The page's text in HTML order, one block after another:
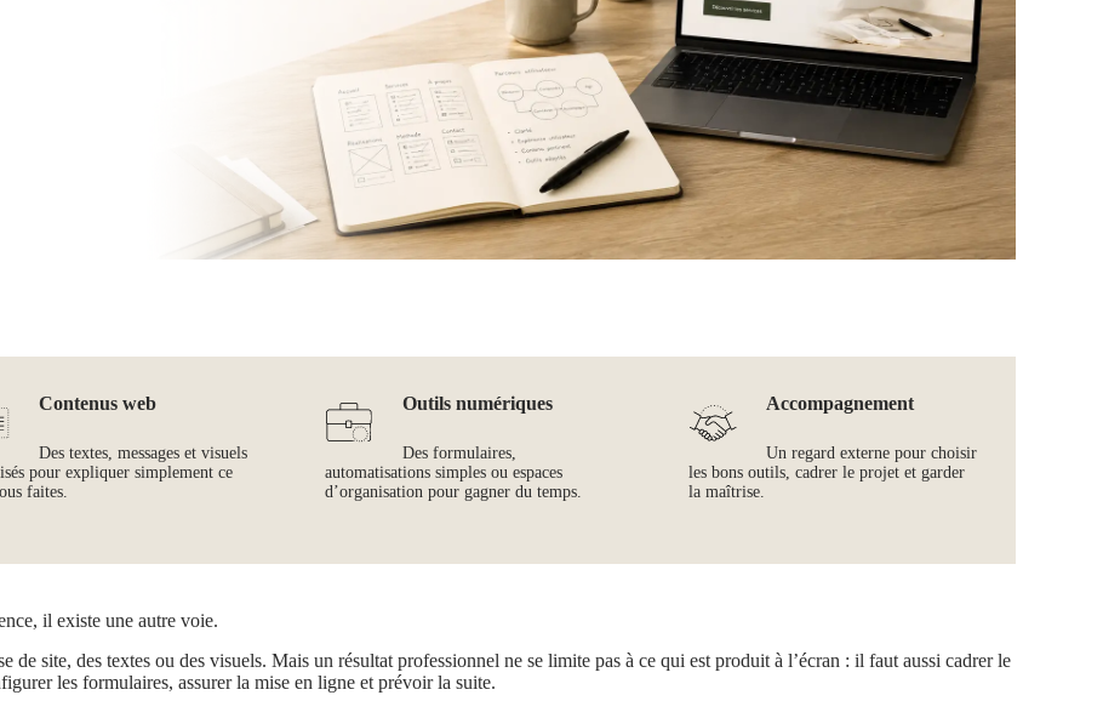
Contenus web
Des textes, messages et visuels
pour expliquer simplement ce
faites.
Outils numériques
Des formulaires,
automatisations simples ou espaces
d’organisation pour gagner du temps.
Accompagnement
Un regard externe pour choisir
les bons outils, cadrer le projet et garder
la maîtrise.
il existe une autre voie.
de site, des textes ou des visuels. Mais un résultat professionnel ne se limite pas à ce qui est produit à l’écran : il faut aussi cadrer le
les formulaires, assurer la mise en ligne et prévoir la suite.